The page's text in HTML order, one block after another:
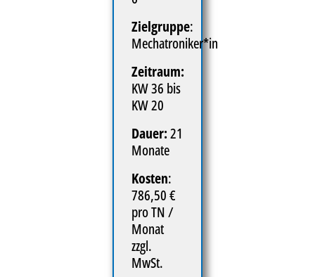
Zielgruppe:
Mechatroniker*in
Zeitraum:
KW 36 bis
KW 20
Dauer:21
Monate
Kosten:
786,50 €
pro TN /
Monat
zzgl.
MwSt.